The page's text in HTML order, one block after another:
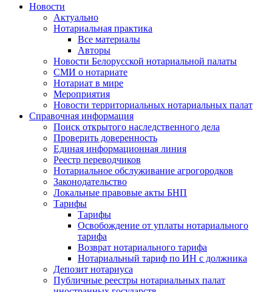
Новости
Актуально
Нотариальная практика
Все материалы
Авторы
Новости Белорусской нотариальной палаты
СМИ о нотариате
Нотариат в мире
Мероприятия
Новости территориальных нотариальных палат
Справочная информация
Поиск открытого наследственного дела
Проверить доверенность
Единая информационная линия
Реестр переводчиков
Нотариальное обслуживание агрогородков
Законодательство
Локальные правовые акты БНП
Тарифы
Тарифы
Освобождение от уплаты нотариального
тарифа
Возврат нотариального тарифа
Нотариальный тариф по ИН с должника
Депозит нотариуса
Публичные реестры нотариальных палат